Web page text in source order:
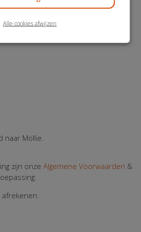
naar Mollie.
zijn onze Algemene Voorwaarden &
afrekenen.
Alle cookies afwijzen